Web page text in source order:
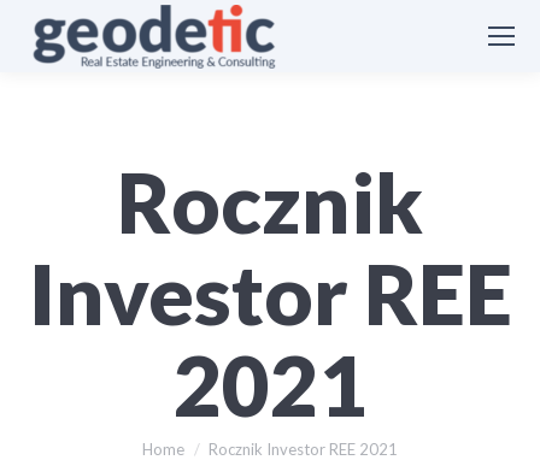
Rocznik
Investor REE
2021
You are here:
Home Rocznik Investor REE 2021